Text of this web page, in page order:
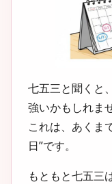
七五三と聞くと
強いかもしれま
これは、あくま
日”です。
もともと七五三